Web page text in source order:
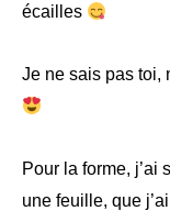
écailles
Je ne sais pas toi,
Pour la forme, j’ai
une feuille, que